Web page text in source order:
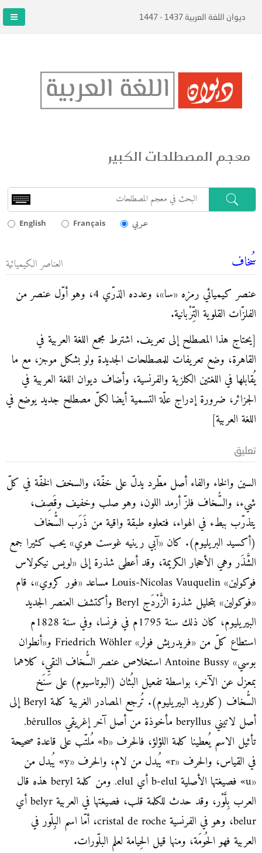
ديوان اللغة العربية 1437 - 1447
معجم المصطلحات الكبير
English Français عـربي
سُخاف العناصر الكيميائية
عنصر كيميائي رمزه «سا»، وعدده الذرّي 4، وهو أوّل عنصر من
الفلزّات القلوية التِّرْبانية.
[يحتاج هذا المصطلح إلى تعريف. اشترط مجمع اللغة العربية في
القاهرة، وضع تعريفات للمصطلحات الجديدة ولو بشكل موجز، مع ما
يُقابلها في اللغتين الكلزية والفرنسية، وأضاف ديوان اللغة العربية في
الجزائر، ضرورة إدراج علّة التسمية أيضا لكلّ مصطلح جديد يوضع في
اللغة العربية]
تعليق
السين والخاء والفاء أصل مطّرد يدلّ على خفّة، والسخف الخفّة في كلّ
شيء، والسُّخاف فلزّ أرمد اللون، وهو صلب وخفيف وقَصِف،
يتذرّب ببطء في الهواء، فتعلوه طبقة واقية من ذَرَب السُّخاف
(أكسيد البريليوم). كان «آبي رينيه غوست هوي» يحب كثيرا جمع
الشَّذَر وهي الأحجار الكريمة، وقد أعطى شذرة إلى «لويس نيكولاس
فوكولين» Louis-Nicolas Vauquelin مساعد «فور كروي»، قام
«فوكولين» بتحليل شذرة الزَّرْدَج Beryl وأكتشف العنصر الجديد
البيريليوم، كان ذلك سنة 1795م في فرنسا، وفي سنة 1828م
استطاع كلّ من «فريدريش فولر» Friedrich Wöhler و«أنطوان
بوسي» Antoine Bussy استخلاص عنصر السُّخاف النقي، كلاهما
بمعزل عن الآخر، بواسطة تفعيل البُثان (البوتاسيوم) على سَنَخ
السُّخاف (كلوريد البيريليوم). تُرجع المصادر الغربية كلمة Beryl إلى
أصل لاتيني beryllus مأخوذة من أصل آخر إغريقي bêrullos.
تأثيل الاسم يُعطينا كلمة اللؤلؤ، فالحرف «b» مُلتّب على قاعدة صحيحة
في القياس، والحرف «r» يُبدل من لام، والحرف «y» يُبدل من
«u» فصيغتها الأصلية b-elul أي elul. ومن كلمة beryl هذه قال
العرب بِلَّوْر، وقد حدث للكلمة قلب، فصيغتها في العربية belyr أي
belur، وهو في الفرنسية cristal de roche، أمّا اسم البِلّور في
العربية فهو الحُومَة، ومنها قيل الحِيامة لعلم البلّورات.